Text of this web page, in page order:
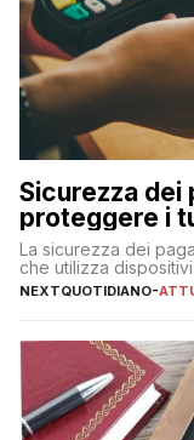
Sicurezza dei
proteggere i
La sicurezza dei
che utilizza
NEXTQUOTIDIANO-